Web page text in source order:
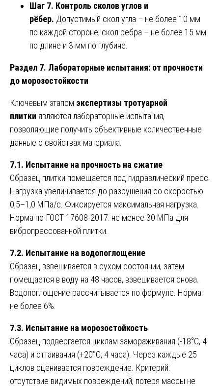
Шаг 7. Контроль сколов углов и
рёбер. Допустимый скол угла – не более 10 мм
по каждой стороне; скол ребра – не более 15 мм
по длине и 3 мм по глубине.
Раздел 7. Лабораторные испытания: от прочности
до морозостойкости
Ключевым этапом экспертизы тротуарной
плитки являются лабораторные испытания,
позволяющие получить объективные количественные
данные о свойствах материала.
7.1. Испытание на прочность на сжатие
Образец плитки помещается под гидравлический пресс.
Нагрузка увеличивается до разрушения со скоростью
0,5–1,0 МПа/с. Фиксируется максимальная нагрузка.
Норма по ГОСТ 17608-2017: не менее 30 МПа для
вибропрессованной плитки.
7.2. Испытание на водопоглощение
Образец взвешивается в сухом состоянии, затем
помещается в воду на 48 часов, взвешивается снова.
Водопоглощение рассчитывается по формуле. Норма:
не более 6%.
7.3. Испытание на морозостойкость
Образец подвергается циклам замораживания (-18°C, 4
часа) и оттаивания (+20°C, 4 часа). Через каждые 25
циклов оценивается повреждение. Критерий:
отсутствие видимых повреждений, потеря массы не